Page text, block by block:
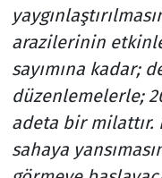
arazilerinin
sayımına kadar;
düzenlemelerle;
adeta bir
sahaya